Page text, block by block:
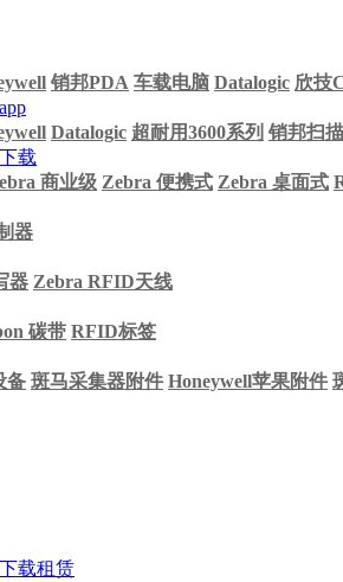
销邦PDA 车载电脑 Datalogic 欣技
Datalogic 超耐用3600系列 销邦扫
载
商业级 Zebra 便携式 Zebra 桌面式
器
器 Zebra RFID天线
碳带 RFID标签
备 斑马采集器附件 Honeywell苹果附件
载租赁